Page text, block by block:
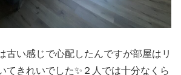
古い感じで心配したんですが部屋はリ
てきれいでした✨２人では十分なくら